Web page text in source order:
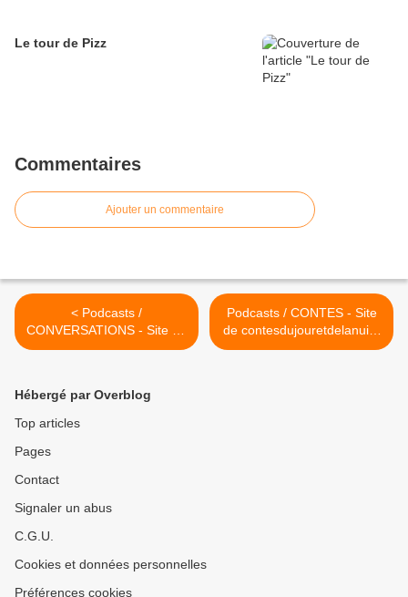
Le tour de Pizz
Commentaires
Ajouter un commentaire
< Podcasts /
CONVERSATIONS - Site de
contesdujouretdelanuit !
Podcasts / CONTES - Site
de contesdujouretdelanuit !
>
Hébergé par Overblog
Top articles
Pages
Contact
Signaler un abus
C.G.U.
Cookies et données personnelles
Préférences cookies